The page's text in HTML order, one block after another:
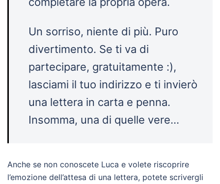
Un sorriso, niente di più. Puro
divertimento. Se ti va di
partecipare, gratuitamente :),
lasciami il tuo indirizzo e ti invierò
una lettera in carta e penna.
Insomma, una di quelle vere…
Anche se non conoscete Luca e volete riscoprire
l’emozione dell’attesa di una lettera, potete scrivergli